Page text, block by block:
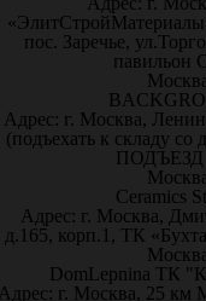
пос. Заречье,
павильон
Адрес: г. Москва,
(подъехать к складу
Ceramics
Адрес: г. Москва,
д.165, корп.1, ТК
DomLepnina ТК
г. Москва, 25 км